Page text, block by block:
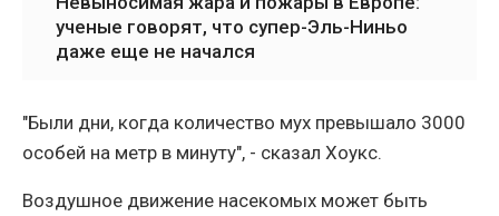
ученые говорят, что супер-Эль-Ниньо
даже еще не начался
"Были дни, когда количество мух превышало 3000
особей на метр в минуту", - сказал Хоукс.
Воздушное движение насекомых может быть